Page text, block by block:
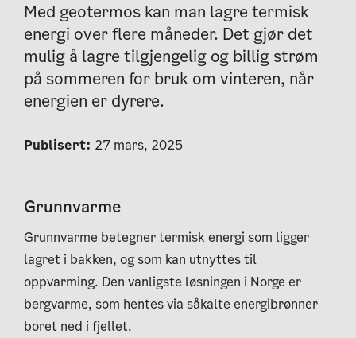
Med geotermos kan man lagre termisk
energi over flere måneder. Det gjør det
mulig å lagre tilgjengelig og billig strøm
på sommeren for bruk om vinteren, når
energien er dyrere.
Publisert: 27 mars, 2025
Grunnvarme
Grunnvarme betegner termisk energi som ligger
lagret i bakken, og som kan utnyttes til
oppvarming. Den vanligste løsningen i Norge er
bergvarme, som hentes via såkalte energibrønner
boret ned i fjellet.